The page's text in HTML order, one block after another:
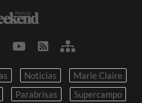
Noticias
Marie Claire
Parabrisas Supercampo